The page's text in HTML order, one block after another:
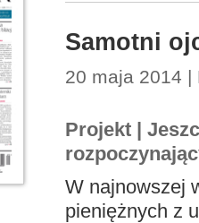
Samotni
20 maja 2014 |
Projekt |
W najnowszej
pieniężnych z